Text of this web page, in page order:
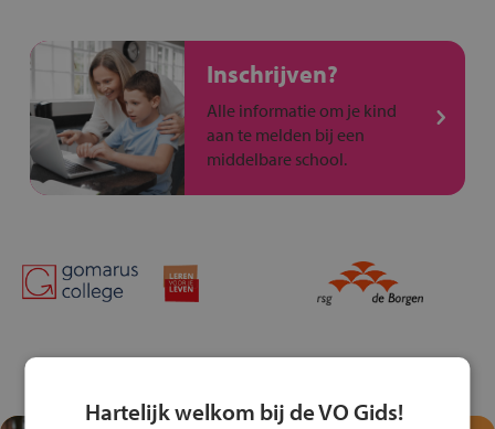
Inschrijven?
Alle informatie om je kind
aan te melden bij een
middelbare school.
Hartelijk welkom bij de VO Gids!